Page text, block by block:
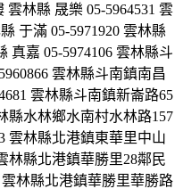
林縣 晟樂 05-5964531 雲
于滿 05-5971920 雲林縣
真嘉 05-5974106 雲林縣斗
雲林縣斗南鎮南昌
雲林縣斗南鎮新崙路65
縣水林鄉水南村水林路157
雲林縣北港鎮東華里中山
林縣北港鎮華勝里28鄰民
雲林縣北港鎮華勝里華勝路